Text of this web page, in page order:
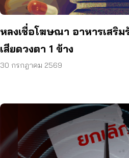
หลงเชื่อโฆษณา อาหารเสริ
เสียดวงตา 1 ข้าง
30 กรกฎาคม 2569